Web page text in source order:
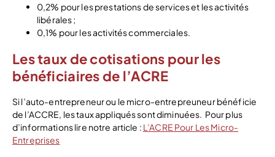
0,2% pour les prestations de services et les activités
libérales ;
0,1% pour les activités commerciales.
Les taux de cotisations pour les
bénéficiaires de l’ACRE
Si l’auto-entrepreneur ou le micro-entrepreuneur bénéficie
de l’ACCRE, les taux appliqués sont diminuées. Pour plus
d’informations lire notre article : L’ACRE Pour Les Micro-
Entreprises